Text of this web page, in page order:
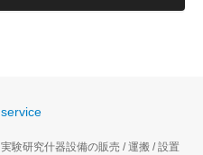
service
実験研究什器設備の販売 / 運搬 / 設置